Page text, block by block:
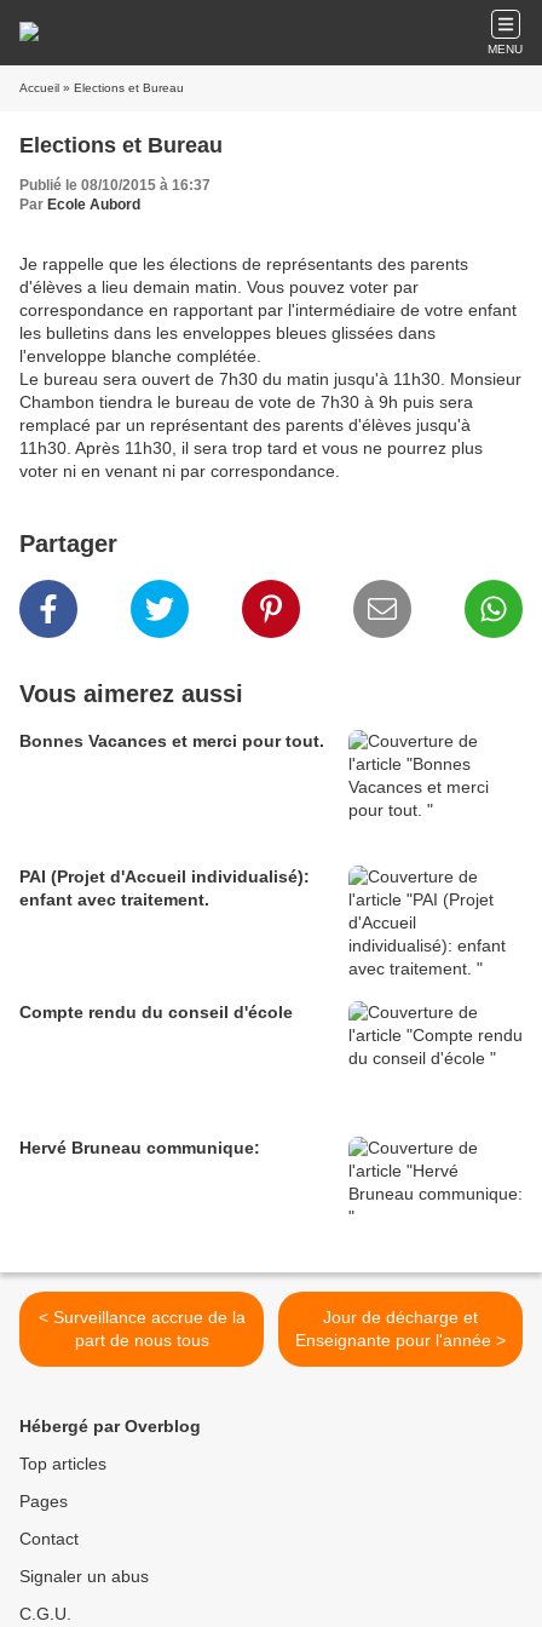
MENU
Accueil » Elections et Bureau
Elections et Bureau
Publié le 08/10/2015 à 16:37
Par Ecole Aubord
Je rappelle que les élections de représentants des parents
d'élèves a lieu demain matin. Vous pouvez voter par
correspondance en rapportant par l'intermédiaire de votre enfant
les bulletins dans les enveloppes bleues glissées dans
l'enveloppe blanche complétée.
Le bureau sera ouvert de 7h30 du matin jusqu'à 11h30. Monsieur
Chambon tiendra le bureau de vote de 7h30 à 9h puis sera
remplacé par un représentant des parents d'élèves jusqu'à
11h30. Après 11h30, il sera trop tard et vous ne pourrez plus
voter ni en venant ni par correspondance.
Partager
Vous aimerez aussi
Bonnes Vacances et merci pour tout.
PAI (Projet d'Accueil individualisé):
enfant avec traitement.
Compte rendu du conseil d'école
Hervé Bruneau communique:
< Surveillance accrue de la
part de nous tous
Jour de décharge et
Enseignante pour l'année >
Hébergé par Overblog
Top articles
Pages
Contact
Signaler un abus
C.G.U.